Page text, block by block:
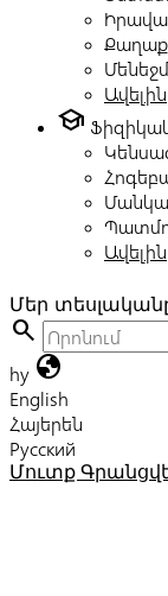
Ավելին
school
Ավելին
Մեր
search
hy globe
English
Հայերեն
Русский
Մուտք